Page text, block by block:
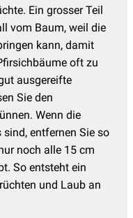
Ein grosser Teil
vom Baum, weil die
kann, damit
oft zu
ausgereifte
Sie den
Wenn die
entfernen Sie so
noch alle 15 cm
So entsteht ein
und Laub an